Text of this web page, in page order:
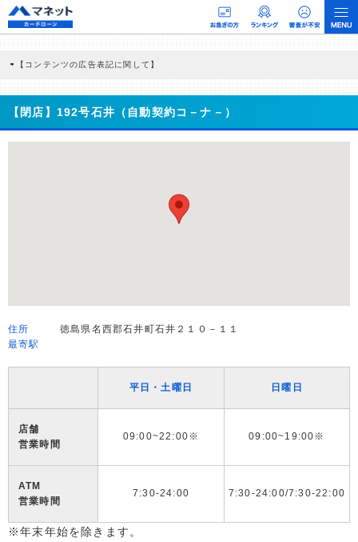
【コンテンツの広告表記に関して】
商品を根拠なくPRするものではなく、当編集部の調査／ユーザーへの口コミ収集な
どに基づき、公平性を担保した情報提供を行っています。
>提携企業一覧
【閉店】192号石井（自動契約コ－ナ－）
住所
徳島県名西郡石井町石井２１０－１１
最寄駅
平日・土曜日 日曜日
店舗
営業時間
09:00~22:00※ 09:00~19:00※
ATM
営業時間
7:30-24:00 7:30-24:00/7:30-22:00
※年末年始を除きます。